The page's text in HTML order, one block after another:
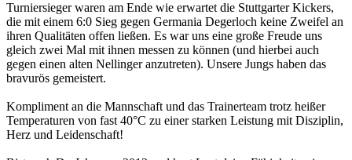
Turniersieger waren am Ende wie erwartet die Stuttgarter Kickers,
die mit einem 6:0 Sieg gegen Germania Degerloch keine Zweifel an
ihren Qualitäten offen ließen. Es war uns eine große Freude uns
gleich zwei Mal mit ihnen messen zu können (und hierbei auch
gegen einen alten Nellinger anzutreten). Unsere Jungs haben das
bravurös gemeistert.
Kompliment an die Mannschaft und das Trainerteam trotz heißer
Temperaturen von fast 40°C zu einer starken Leistung mit Disziplin,
Herz und Leidenschaft!